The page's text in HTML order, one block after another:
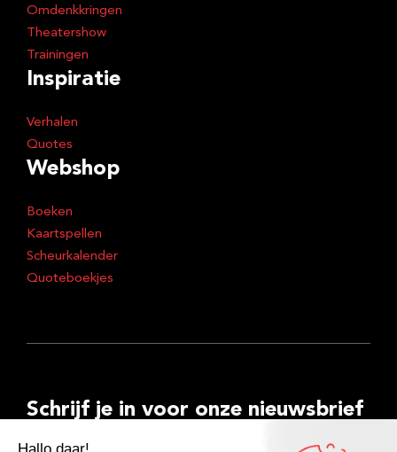
Omdenkkringen
Theatershow
Trainingen
Inspiratie
Verhalen
Quotes
Webshop
Boeken
Kaartspellen
Scheurkalender
Quoteboekjes
Schrijf je in voor onze nieuwsbrief